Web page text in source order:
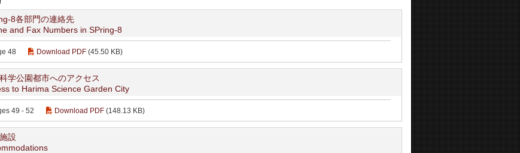
8各部門の連絡先
and Fax Numbers in SPring-8
48 Download PDF (45.50 KB)
学公園都市へのアクセス
to Harima Science Garden City
49 - 52 Download PDF (148.13 KB)
設